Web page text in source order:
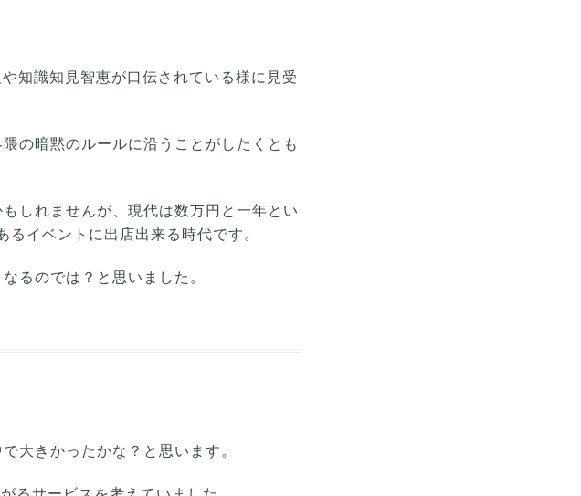
知識知見智恵が口伝されている様に見受
の暗黙のルールに沿うことがしたくとも
しれませんが、現代は数万円と一年とい
イベントに出店出来る時代です。
るのでは？と思いました。
大きかったかな？と思います。